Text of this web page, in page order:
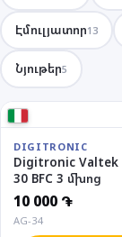
Էմուլյատոր13
Նյութեր5
DIGITRONIC
Digitronic Valtek
30 BFC 3 մխոց
10 000 ֏
AG-34